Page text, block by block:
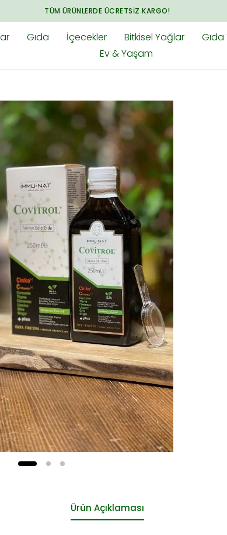
TÜM ÜRÜNLERDE ÜCRETSIZ KARGO!
Gıda İçecekler Bitkisel Yağlar
Ev & Yaşam
Ürün Açıklaması